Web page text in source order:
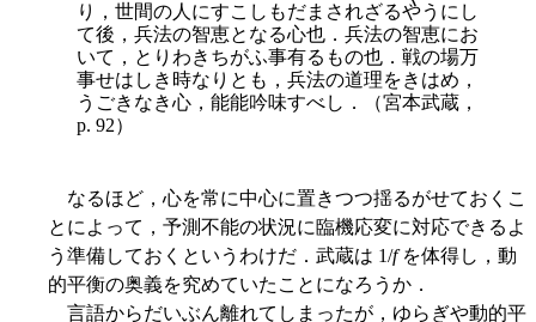
り，世間の人にすこしもだまされざるやうにし
て後，兵法の智恵となる心也．兵法の智恵にお
いて，とりわきちがふ事有るもの也．戦の場万
事せはしき時なりとも，兵法の道理をきはめ，
うごきなき心，能能吟味すべし．（宮本武蔵，
p. 92）
なるほど，心を常に中心に置きつつ揺るがせておくこ
とによって，予測不能の状況に臨機応変に対応できるよ
う準備しておくというわけだ．武蔵は 1/fを体得し，動
的平衡の奥義を究めていたことになろうか．
言語からだいぶん離れてしまったが，ゆらぎや動的平